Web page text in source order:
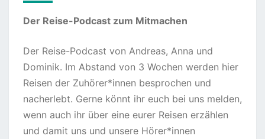
Der Reise-Podcast zum Mitmachen
Der Reise-Podcast von Andreas, Anna und
Dominik. Im Abstand von 3 Wochen werden hier
Reisen der Zuhörer*innen besprochen und
nacherlebt. Gerne könnt ihr euch bei uns melden,
wenn auch ihr über eine eurer Reisen erzählen
und damit uns und unsere Hörer*innen